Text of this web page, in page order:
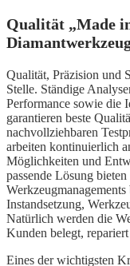
Qualität „Made
Qualität, Präzision und
Stelle. Ständige
Performance sowie die
garantieren beste
nachvollziehbaren
arbeiten kontinuierlich
Möglichkeiten und
passende Lösung
Instandsetzung,
Natürlich werden die
Kunden belegt,
Eines der wichtigsten